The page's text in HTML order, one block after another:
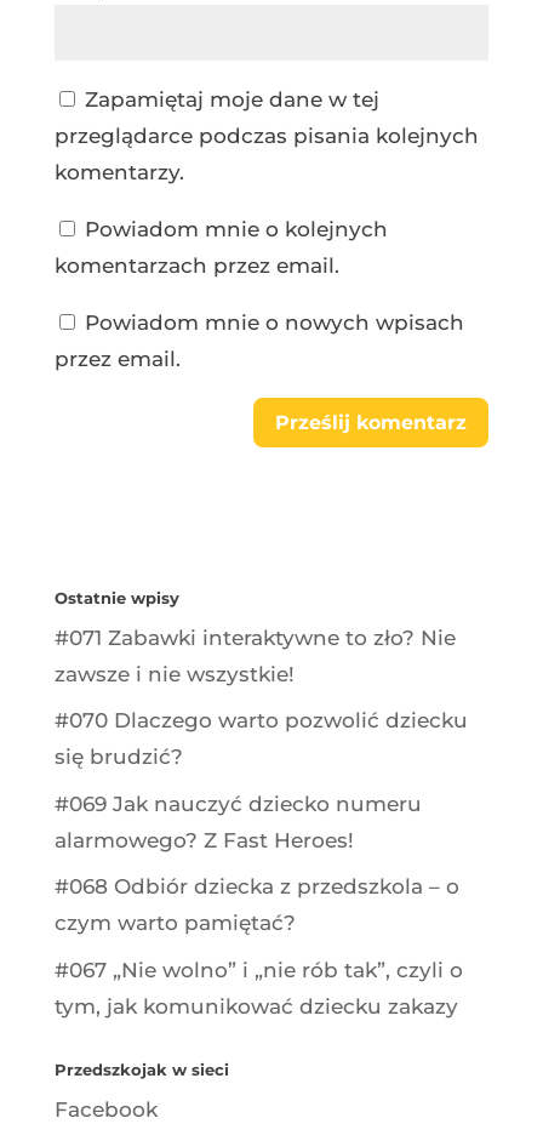
Zapamiętaj moje dane w tej
przeglądarce podczas pisania kolejnych
komentarzy.
Powiadom mnie o kolejnych
komentarzach przez email.
Powiadom mnie o nowych wpisach
przez email.
Ostatnie wpisy
#071 Zabawki interaktywne to zło? Nie
zawsze i nie wszystkie!
#070 Dlaczego warto pozwolić dziecku
się brudzić?
#069 Jak nauczyć dziecko numeru
alarmowego? Z Fast Heroes!
#068 Odbiór dziecka z przedszkola – o
czym warto pamiętać?
#067 „Nie wolno” i „nie rób tak”, czyli o
tym, jak komunikować dziecku zakazy
Przedszkojak w sieci
Facebook